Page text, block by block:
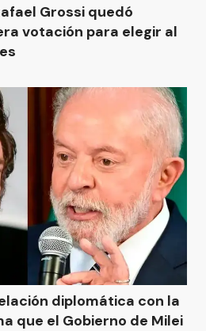
Grossi quedó
votación para elegir al
diplomática con la
que el Gobierno de Milei